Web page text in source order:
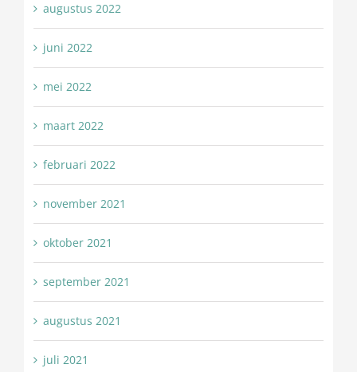
augustus 2022
juni 2022
mei 2022
maart 2022
februari 2022
november 2021
oktober 2021
september 2021
augustus 2021
juli 2021